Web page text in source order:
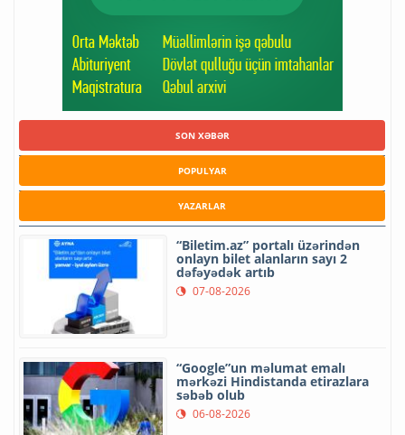
SON XƏBƏR
POPULYAR
YAZARLAR
“Biletim.az” portalı üzərindən
onlayn bilet alanların sayı 2
dəfəyədək artıb
07-08-2026
“Google”un məlumat emalı
mərkəzi Hindistanda etirazlara
səbəb olub
06-08-2026